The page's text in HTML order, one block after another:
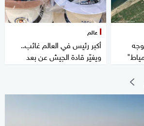
عالم
أكبر رئيس في العالم غائب..
ويغيّر قادة الجيش عن بعد